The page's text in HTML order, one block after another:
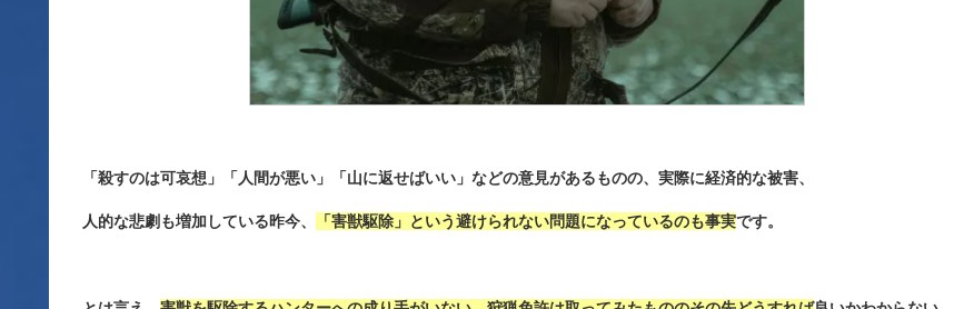
「殺すのは可哀想」「人間が悪い」「山に返せばいい」などの意見があるものの、実際に経済的な被害、
人的な悲劇も増加している昨今、 「害獣駆除」という避けられない問題になっているのも事実です。